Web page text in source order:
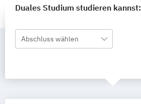
Duales Studium studieren kannst:
Abschluss wählen